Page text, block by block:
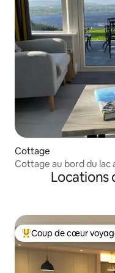
Cottage
Cottage au bord du lac
Locations
Coups de cœur
Coup de cœur